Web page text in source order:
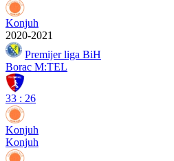
Konjuh
2020-2021
Premijer liga BiH
Borac M:TEL
33 : 26
Konjuh
Konjuh